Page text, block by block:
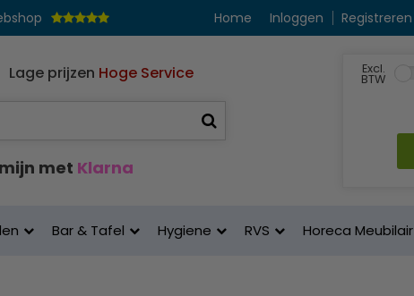
Home Inloggen Registreren
Lage prijzen Hoge Service
met Klarna
Excl.
BTW
Bar & Tafel Hygiene RVS Horeca Meubilair